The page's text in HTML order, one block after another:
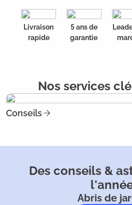
Livraison
rapide
5 ans de
garantie
Nos services
Conseils
Des conseils &
Abris de